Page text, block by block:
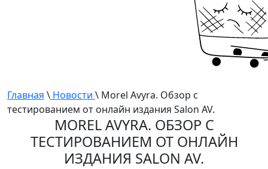
Главная \ Новости \ Morel Avyra. Обзор с
тестированием от онлайн издания Salon AV.
MOREL AVYRA. ОБЗОР С
ТЕСТИРОВАНИЕМ ОТ ОНЛАЙН
ИЗДАНИЯ SALON AV.